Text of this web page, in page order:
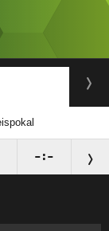
: